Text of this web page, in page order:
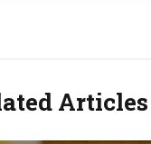
Articles